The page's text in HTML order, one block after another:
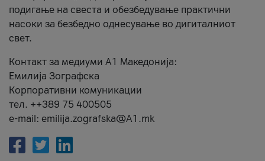
подигање на свеста и обезбедување практични
насоки за безбедно однесување во дигиталниот
свет.
Контакт за медиуми А1 Македонија:
Емилија Зографска
Корпоративни комуникации
тел. ++389 75 400505
e-mail: emilija.zografska@A1.mk